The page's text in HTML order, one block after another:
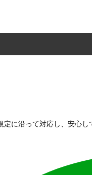
に沿って対応し、安心